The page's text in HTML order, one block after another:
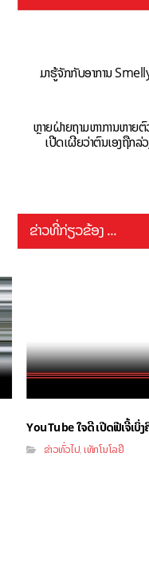
ມາຮູ້ຈັກກັບອາການ
ຫຼາຍຝ່າຍຖາມຫາການຫາຍ
ເປີດເຜີຍວ່າຕົນເອງຖືກລ່
ຂ່າວທີ່ກ່ຽວຂ້ອງ ...
YouTube ໃຈດີ ເປີດຟີເຈີ້ເ
ຂ່າວທົ່ວໄປ ,ເທັກໂນໂລຢີ